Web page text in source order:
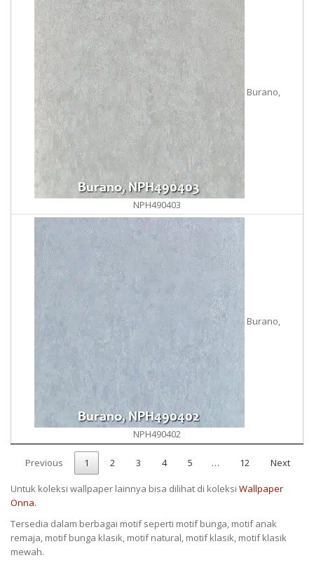
Burano,
NPH490403
Burano,
NPH490402
Previous 1 2 3 4 5 … 12 Next
Untuk koleksi wallpaper lainnya bisa dilihat di koleksi Wallpaper
Onna.
Tersedia dalam berbagai motif seperti motif bunga, motif anak
remaja, motif bunga klasik, motif natural, motif klasik, motif klasik
mewah.